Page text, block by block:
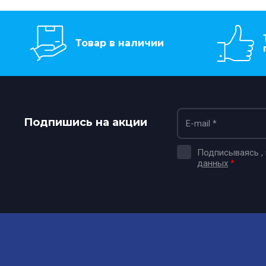
Товар в наличии
Подпишись на акции
Подписываясь ,
данных *